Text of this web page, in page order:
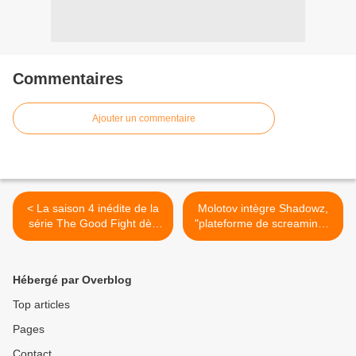
Commentaires
Ajouter un commentaire
< La saison 4 inédite de la
série The Good Fight dès
ce mardi sur Téva.
Molotov intègre Shadowz,
"plateforme de screaming".
>
Hébergé par Overblog
Top articles
Pages